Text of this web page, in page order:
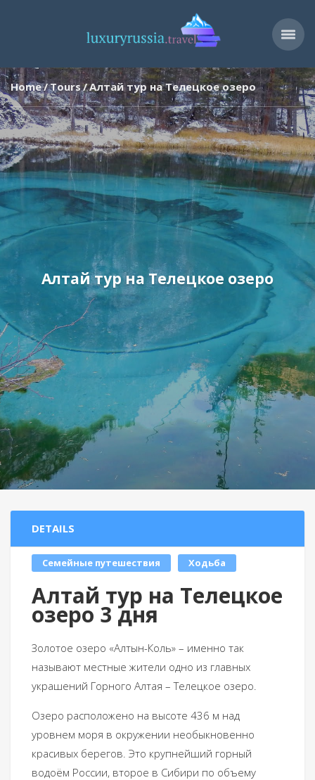
Home Tours Алтай тур на Телецкое озеро
Алтай тур на Телецкое озеро
DETAILS
Семейные путешествия Ходьба
Алтай тур на Телецкое
озеро 3 дня
Золотое озеро «Алтын-Коль» – именно так
называют местные жители одно из главных
украшений Горного Алтая – Телецкое озеро.
Озеро расположено на высоте 436 м над
уровнем моря в окружении необыкновенно
красивых берегов. Это крупнейший горный
водоём России, второе в Сибири по объему